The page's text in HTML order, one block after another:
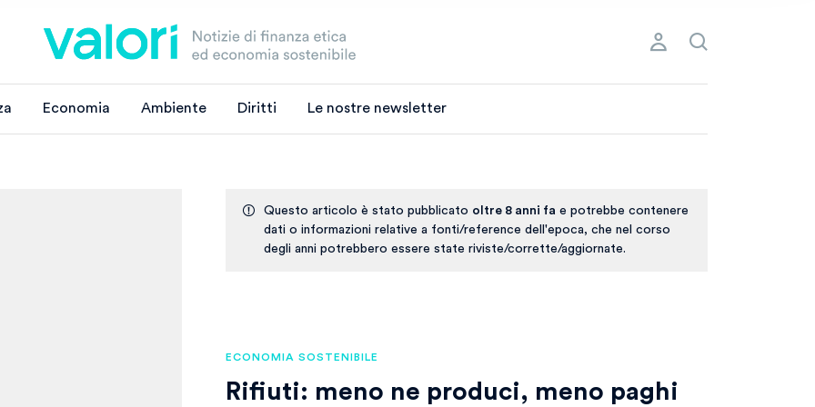
Economia Ambiente Diritti Le nostre newsletter
Questo articolo è stato pubblicato oltre 8 anni fa e potrebbe contenere
dati o informazioni relative a fonti/reference dell'epoca, che nel corso
degli anni potrebbero essere state riviste/corrette/aggiornate.
ECONOMIA SOSTENIBILE
Rifiuti: meno ne produci, meno paghi